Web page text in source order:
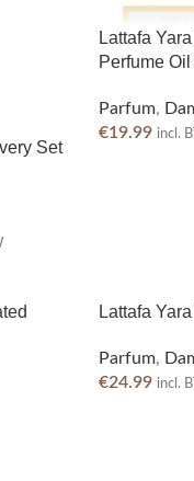
Set
Lattafa
Perfume Oil
Parfum,
€19.99 incl.
Lattafa
Parfum,
€24.99 incl.